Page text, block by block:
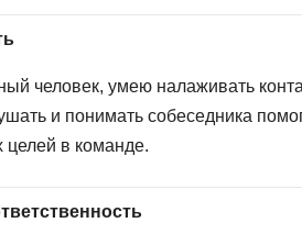
человек, умею налаживать
и понимать собеседника
целей в команде.